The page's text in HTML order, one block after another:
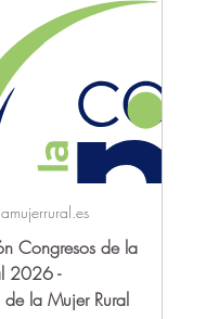
Congresos de la
2026 -
de la Mujer Rural